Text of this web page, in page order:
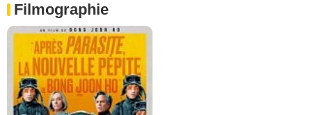
Filmographie